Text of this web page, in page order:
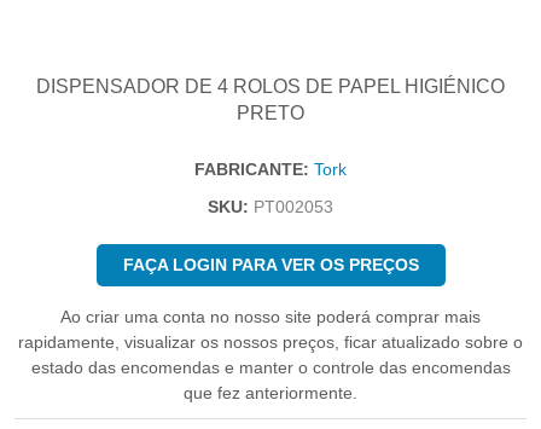
DISPENSADOR DE 4 ROLOS DE PAPEL HIGIÉNICO
PRETO
FABRICANTE: Tork
SKU: PT002053
FAÇA LOGIN PARA VER OS PREÇOS
Ao criar uma conta no nosso site poderá comprar mais
rapidamente, visualizar os nossos preços, ficar atualizado sobre o
estado das encomendas e manter o controle das encomendas
que fez anteriormente.